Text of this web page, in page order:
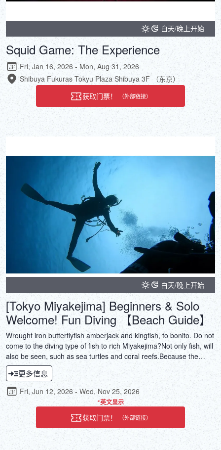
白天/晚上开始
Squid Game: The Experience
Fri, Jan 16, 2026 - Mon, Aug 31, 2026
Shibuya Fukuras Tokyu Plaza Shibuya 3F （东京）
获取门票！
（外部链接）
白天/晚上开始
[Tokyo Miyakejima] Beginners & Solo
Welcome! Fun Diving 【Beach Guide】
Wrought iron butterflyfish amberjack and kingfish, to bonito. Do not
come to the diving type of fish to rich Miyakejima?Not only fish, will
also be seen, such as sea turtles and coral reefs.Because the
beach guide, also you can join us with confidence in the weaker to
the ship!更多信息
Fri, Jun 12, 2026 - Wed, Nov 25, 2026
*英文显示
获取门票！ （外部链接）